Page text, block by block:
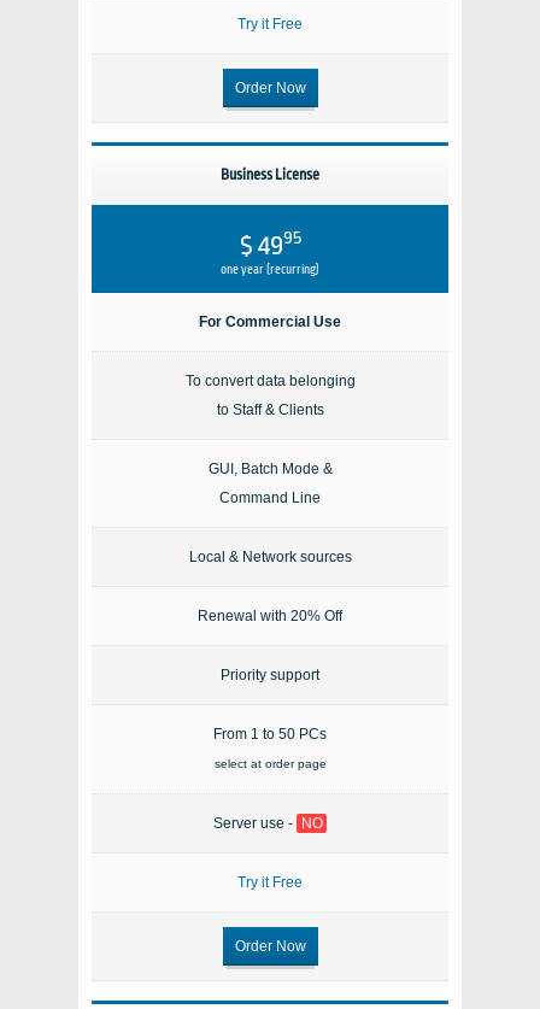
Try it Free
Order Now
Business License
$ 4995
one year (recurring)
For Commercial Use
To convert data belonging
to Staff & Clients
GUI, Batch Mode &
Command Line
Local & Network sources
Renewal with 20% Off
Priority support
From 1 to 50 PCs
select at order page
Server use - NO
Try it Free
Order Now